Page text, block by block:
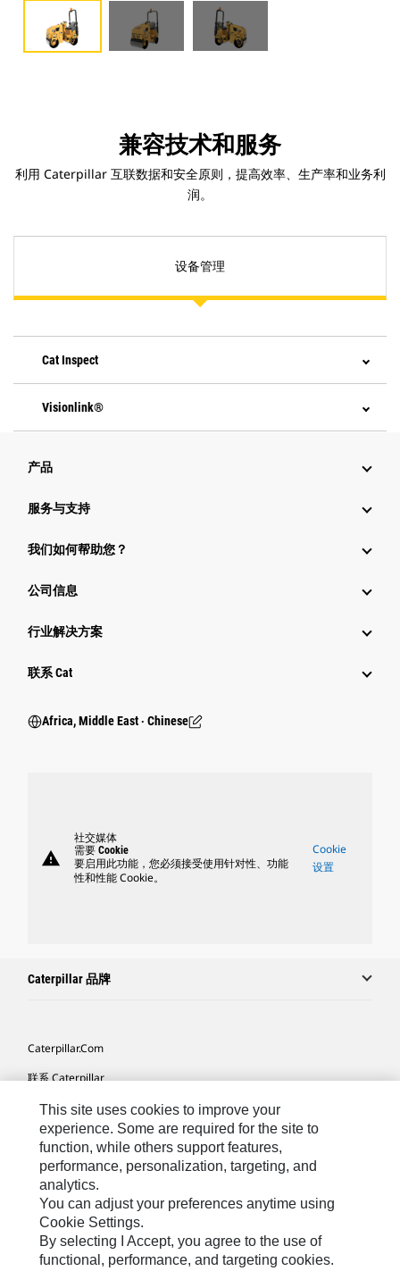
兼容技术和服务
利用 Caterpillar 互联数据和安全原则，提高效率、生产率和业务利
润。
设备管理
Cat Inspect
Visionlink®
产品
服务与支持
我们如何帮助您？
公司信息
行业解决方案
行业
联系 Cat
Africa, Middle East ‧ Chinese
warning
社交媒体
需要 Cookie
要启用此功能，您必须接受使用针对性、功能
性和性能 Cookie。
Cookie
设置
Caterpillar 品牌
Caterpillar.com
联系 Caterpillar
我的营销首选项
站点地图
Cookie Settings
法律
隐私
This site uses cookies to improve your
experience. Some are required for the site to
function, while others support features,
performance, personalization, targeting, and
analytics.
You can adjust your preferences anytime using
Cookie Settings.
By selecting I Accept, you agree to the use of
functional, performance, and targeting cookies.